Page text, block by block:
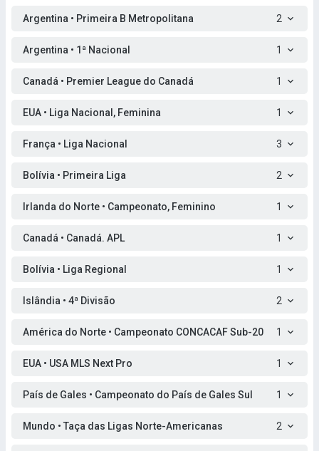
Argentina • Primeira B Metropolitana 2
Argentina • 1ª Nacional 1
Canadá • Premier League do Canadá 1
EUA • Liga Nacional, Feminina 1
França • Liga Nacional 3
Bolívia • Primeira Liga 2
Irlanda do Norte • Campeonato, Feminino 1
Canadá • Canadá. APL 1
Bolívia • Liga Regional 1
Islândia • 4ª Divisão 2
América do Norte • Campeonato CONCACAF Sub-20 1
EUA • USA MLS Next Pro 1
País de Gales • Campeonato do País de Gales Sul 1
Mundo • Taça das Ligas Norte-Americanas 2